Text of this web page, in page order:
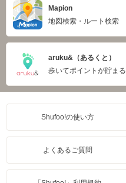
Mapion
地図検索・ルート検索
aruku&（あるくと）
歩いてポイントが貯まる
Shufoo!の使い方
よくあるご質問